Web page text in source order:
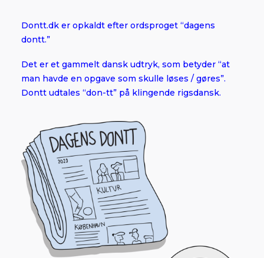
Dontt.dk er opkaldt efter ordsproget “dagens
dontt.”
Det er et gammelt dansk udtryk, som betyder “at
man havde en opgave som skulle løses / gøres”.
Dontt udtales “don-tt” på klingende rigsdansk.